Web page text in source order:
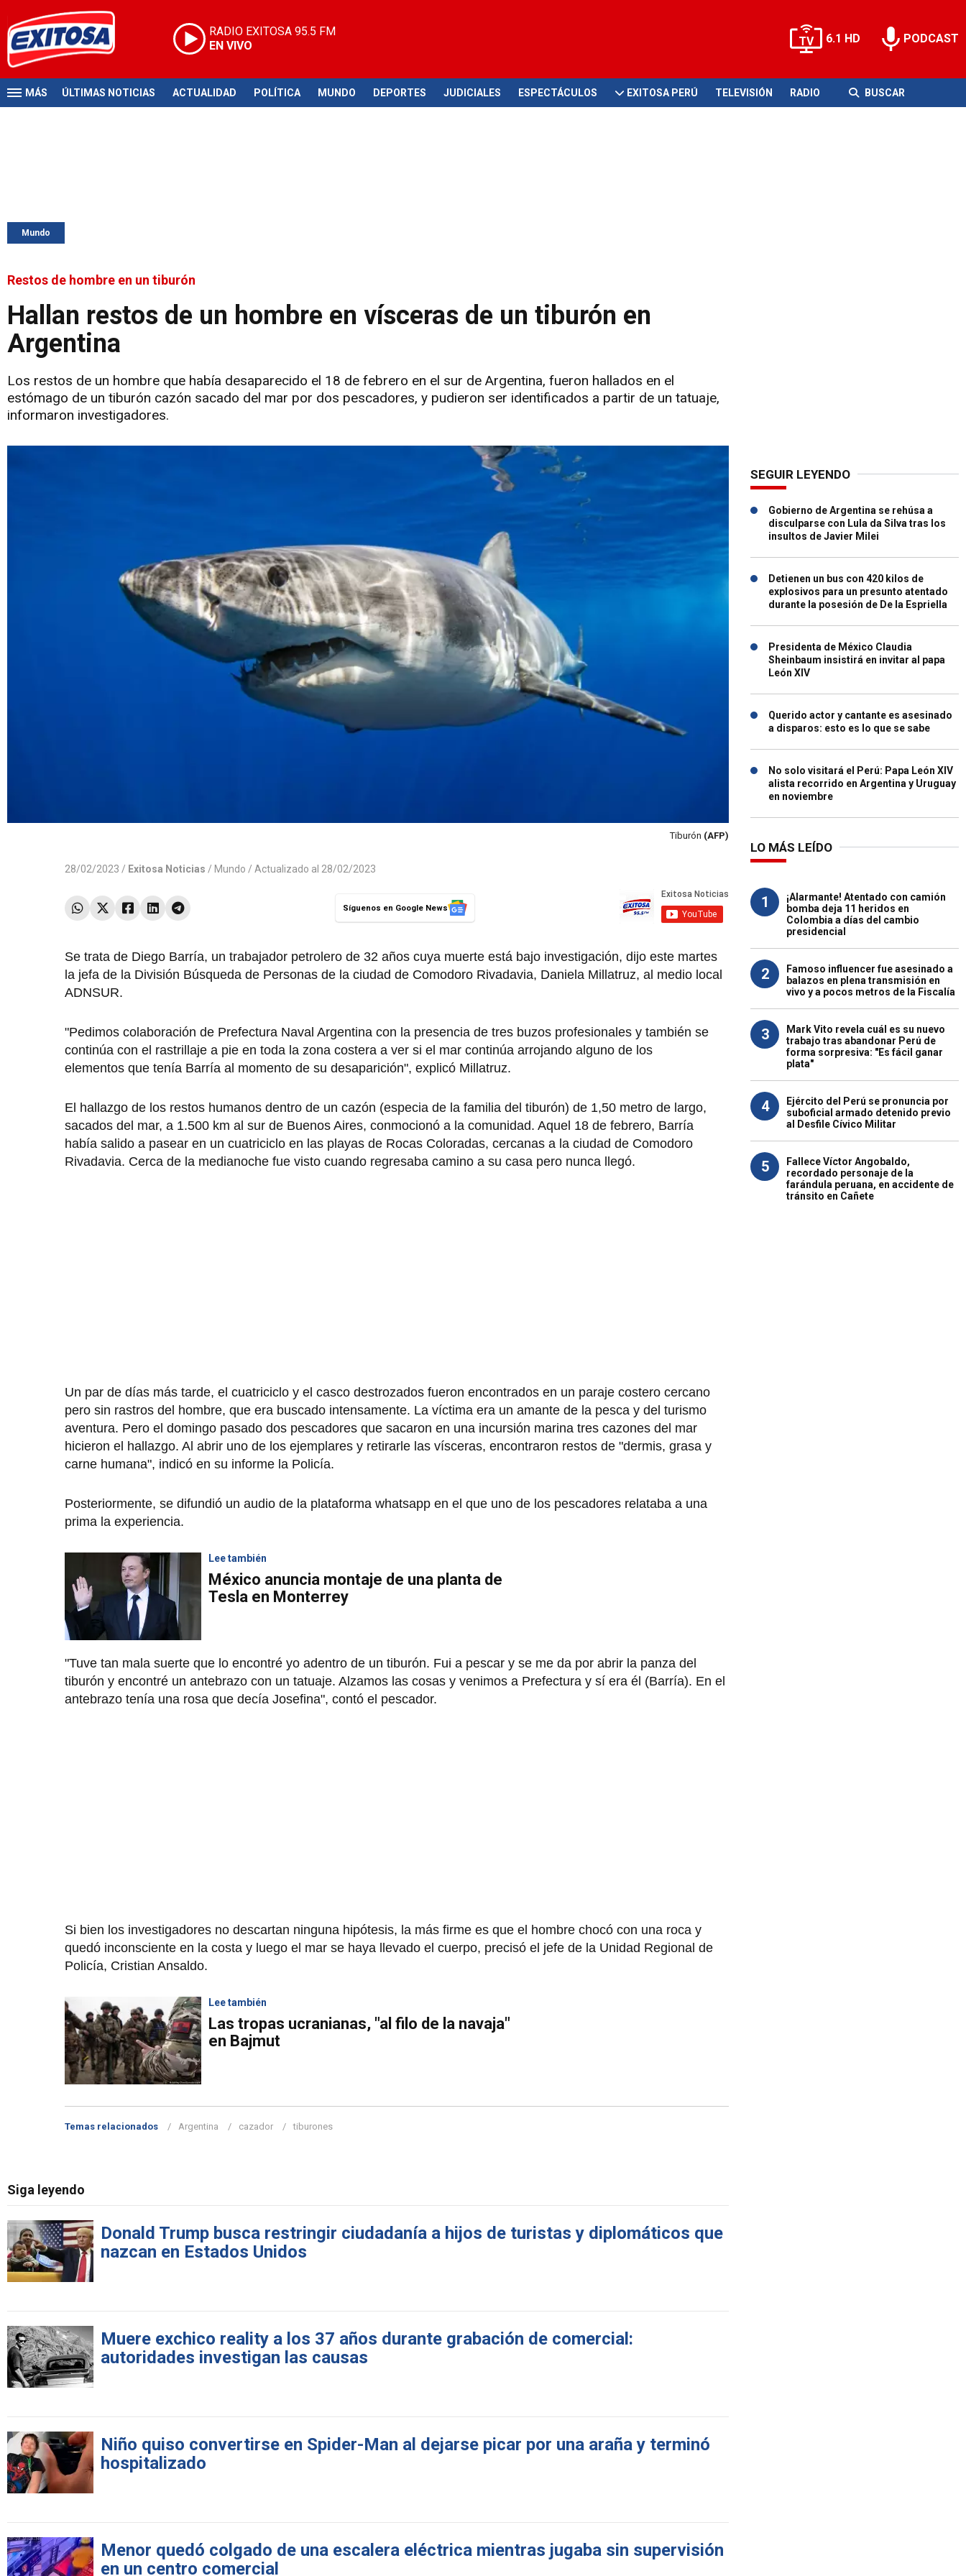
RADIO EXITOSA 95.5 FM
EN VIVO
6.1 HD PODCAST
MÁS ÚLTIMAS NOTICIAS ACTUALIDAD POLÍTICA MUNDO DEPORTES JUDICIALES ESPECTÁCULOS EXITOSA PERÚ TELEVISIÓN RADIO BUSCAR
Mundo
Restos de hombre en un tiburón
Hallan restos de un hombre en vísceras de un tiburón en
Argentina
Los restos de un hombre que había desaparecido el 18 de febrero en el sur de Argentina, fueron hallados en el
estómago de un tiburón cazón sacado del mar por dos pescadores, y pudieron ser identificados a partir de un tatuaje,
informaron investigadores.
Tiburón (AFP)
28/02/2023 / Exitosa Noticias / Mundo / Actualizado al 28/02/2023
Síguenos en Google News
Se trata de Diego Barría, un trabajador petrolero de 32 años cuya muerte está bajo investigación, dijo este martes
la jefa de la División Búsqueda de Personas de la ciudad de Comodoro Rivadavia, Daniela Millatruz, al medio local
ADNSUR.
"Pedimos colaboración de Prefectura Naval Argentina con la presencia de tres buzos profesionales y también se
continúa con el rastrillaje a pie en toda la zona costera a ver si el mar continúa arrojando alguno de los
elementos que tenía Barría al momento de su desaparición", explicó Millatruz.
El hallazgo de los restos humanos dentro de un cazón (especia de la familia del tiburón) de 1,50 metro de largo,
sacados del mar, a 1.500 km al sur de Buenos Aires, conmocionó a la comunidad. Aquel 18 de febrero, Barría
había salido a pasear en un cuatriciclo en las playas de Rocas Coloradas, cercanas a la ciudad de Comodoro
Rivadavia. Cerca de la medianoche fue visto cuando regresaba camino a su casa pero nunca llegó.
Un par de días más tarde, el cuatriciclo y el casco destrozados fueron encontrados en un paraje costero cercano
pero sin rastros del hombre, que era buscado intensamente. La víctima era un amante de la pesca y del turismo
aventura. Pero el domingo pasado dos pescadores que sacaron en una incursión marina tres cazones del mar
hicieron el hallazgo. Al abrir uno de los ejemplares y retirarle las vísceras, encontraron restos de "dermis, grasa y
carne humana", indicó en su informe la Policía.
Posteriormente, se difundió un audio de la plataforma whatsapp en el que uno de los pescadores relataba a una
prima la experiencia.
Lee también
México anuncia montaje de una planta de
Tesla en Monterrey
"Tuve tan mala suerte que lo encontré yo adentro de un tiburón. Fui a pescar y se me da por abrir la panza del
tiburón y encontré un antebrazo con un tatuaje. Alzamos las cosas y venimos a Prefectura y sí era él (Barría). En el
antebrazo tenía una rosa que decía Josefina", contó el pescador.
Si bien los investigadores no descartan ninguna hipótesis, la más firme es que el hombre chocó con una roca y
quedó inconsciente en la costa y luego el mar se haya llevado el cuerpo, precisó el jefe de la Unidad Regional de
Policía, Cristian Ansaldo.
Lee también
Las tropas ucranianas, "al filo de la navaja"
en Bajmut
Temas relacionados Argentina cazador tiburones
Siga leyendo
Donald Trump busca restringir ciudadanía a hijos de turistas y diplomáticos que
nazcan en Estados Unidos
Muere exchico reality a los 37 años durante grabación de comercial:
autoridades investigan las causas
Niño quiso convertirse en Spider-Man al dejarse picar por una araña y terminó
hospitalizado
Menor quedó colgado de una escalera eléctrica mientras jugaba sin supervisión
en un centro comercial
SEGUIR LEYENDO
Gobierno de Argentina se rehúsa a
disculparse con Lula da Silva tras los
insultos de Javier Milei
Detienen un bus con 420 kilos de
explosivos para un presunto atentado
durante la posesión de De la Espriella
Presidenta de México Claudia
Sheinbaum insistirá en invitar al papa
León XIV
Querido actor y cantante es asesinado
a disparos: esto es lo que se sabe
No solo visitará el Perú: Papa León XIV
alista recorrido en Argentina y Uruguay
en noviembre
LO MÁS LEÍDO
1
¡Alarmante! Atentado con camión
bomba deja 11 heridos en
Colombia a días del cambio
presidencial
2
Famoso influencer fue asesinado a
balazos en plena transmisión en
vivo y a pocos metros de la Fiscalía
3
Mark Vito revela cuál es su nuevo
trabajo tras abandonar Perú de
forma sorpresiva: "Es fácil ganar
plata"
4
Ejército del Perú se pronuncia por
suboficial armado detenido previo
al Desfile Cívico Militar
5
Fallece Víctor Angobaldo,
recordado personaje de la
farándula peruana, en accidente de
tránsito en Cañete